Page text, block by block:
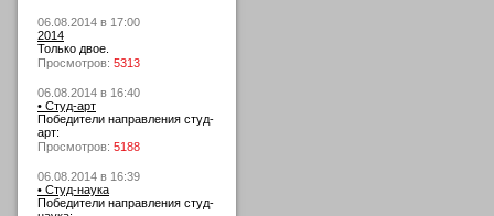
06.08.2014 в 17:00
2014
Только двое.
Просмотров: 5313
06.08.2014 в 16:40
• Студ-арт
Победители направления студ-
арт:
Просмотров: 5188
06.08.2014 в 16:39
• Студ-наука
Победители направления студ-